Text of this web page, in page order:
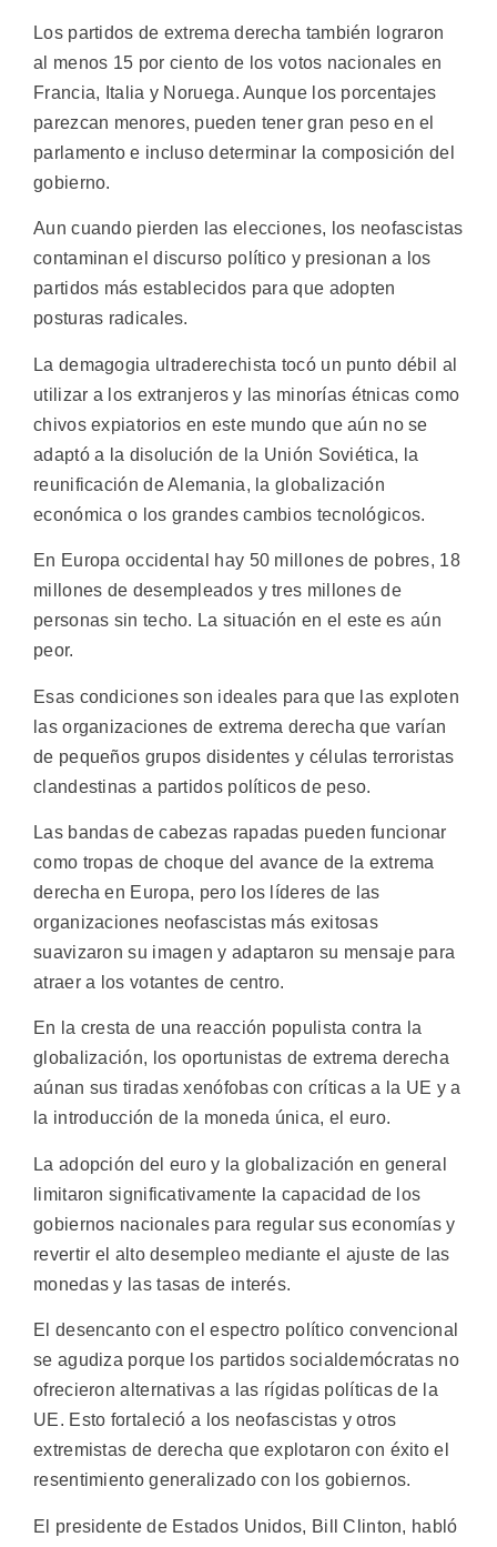
Los partidos de extrema derecha también lograron
al menos 15 por ciento de los votos nacionales en
Francia, Italia y Noruega. Aunque los porcentajes
parezcan menores, pueden tener gran peso en el
parlamento e incluso determinar la composición del
gobierno.
Aun cuando pierden las elecciones, los neofascistas
contaminan el discurso político y presionan a los
partidos más establecidos para que adopten
posturas radicales.
La demagogia ultraderechista tocó un punto débil al
utilizar a los extranjeros y las minorías étnicas como
chivos expiatorios en este mundo que aún no se
adaptó a la disolución de la Unión Soviética, la
reunificación de Alemania, la globalización
económica o los grandes cambios tecnológicos.
En Europa occidental hay 50 millones de pobres, 18
millones de desempleados y tres millones de
personas sin techo. La situación en el este es aún
peor.
Esas condiciones son ideales para que las exploten
las organizaciones de extrema derecha que varían
de pequeños grupos disidentes y células terroristas
clandestinas a partidos políticos de peso.
Las bandas de cabezas rapadas pueden funcionar
como tropas de choque del avance de la extrema
derecha en Europa, pero los líderes de las
organizaciones neofascistas más exitosas
suavizaron su imagen y adaptaron su mensaje para
atraer a los votantes de centro.
En la cresta de una reacción populista contra la
globalización, los oportunistas de extrema derecha
aúnan sus tiradas xenófobas con críticas a la UE y a
la introducción de la moneda única, el euro.
La adopción del euro y la globalización en general
limitaron significativamente la capacidad de los
gobiernos nacionales para regular sus economías y
revertir el alto desempleo mediante el ajuste de las
monedas y las tasas de interés.
El desencanto con el espectro político convencional
se agudiza porque los partidos socialdemócratas no
ofrecieron alternativas a las rígidas políticas de la
UE. Esto fortaleció a los neofascistas y otros
extremistas de derecha que explotaron con éxito el
resentimiento generalizado con los gobiernos.
El presidente de Estados Unidos, Bill Clinton, habló